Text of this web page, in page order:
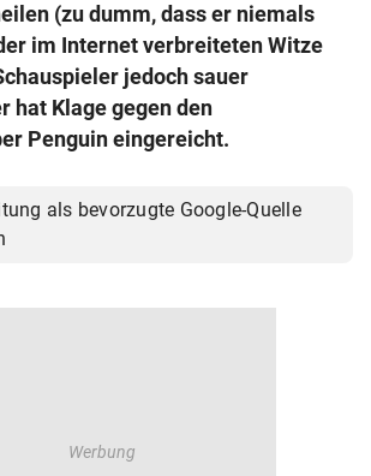
GmbH & Co KG 2026
(zu dumm, dass er niemals
im Internet verbreiteten Witze
jedoch sauer
hat Klage gegen den
Penguin eingereicht.
als bevorzugte Google-Quelle